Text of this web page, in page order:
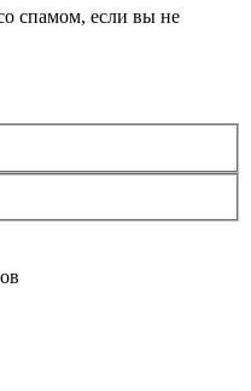
спамом, если вы не